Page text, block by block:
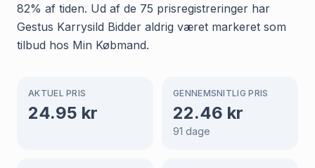
82% af tiden. Ud af de 75 prisregistreringer har
Gestus Karrysild Bidder aldrig været markeret som
tilbud hos Min Købmand.
AKTUEL PRIS
24.95 kr
GENNEMSNITLIG PRIS
22.46 kr
91 dage